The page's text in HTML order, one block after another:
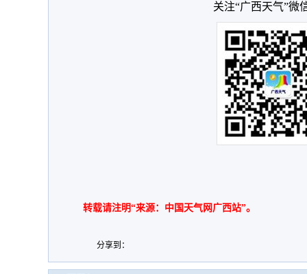
关注“广西天气”微
转载请注明“来源：中国天气网广西站”。
分享到：